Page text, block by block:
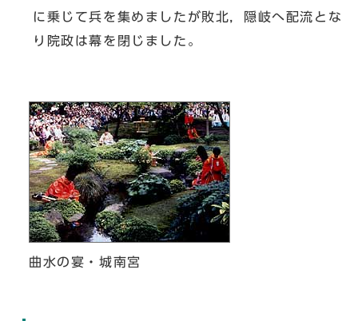
に乗じて兵を集めましたが敗北，隠岐へ配流とな
り院政は幕を閉じました。
曲水の宴・城南宮